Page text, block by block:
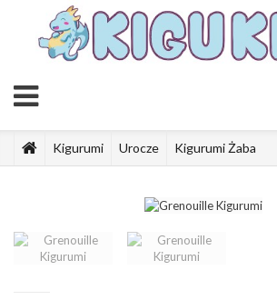
Kigurumi Urocze Kigurumi Żaba